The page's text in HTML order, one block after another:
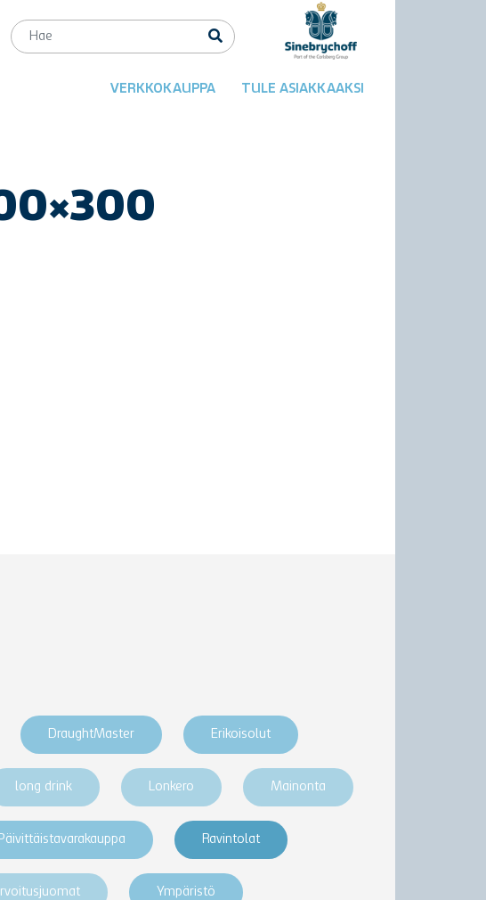
VERKKOKAUPPA TULE ASIAKKAAKSI
DraughtMaster Erikoisolut
long drink Lonkero Mainonta
Ravintolat
Ympäristö